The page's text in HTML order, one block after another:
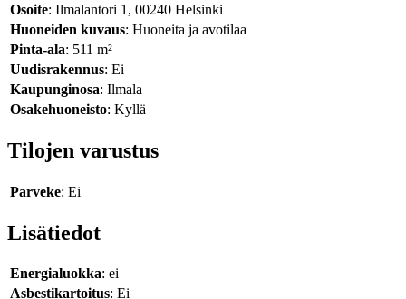
Osoite: Ilmalantori 1, 00240 Helsinki
Huoneiden kuvaus: Huoneita ja avotilaa
Pinta-ala: 511 m²
Uudisrakennus: Ei
Kaupunginosa: Ilmala
Osakehuoneisto: Kyllä
Tilojen varustus
Parveke: Ei
Lisätiedot
Energialuokka: ei
Asbestikartoitus: Ei